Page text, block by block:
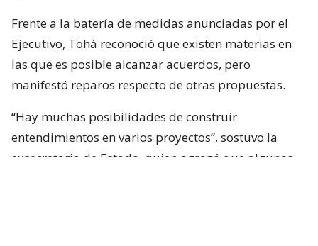
Frente a la batería de medidas anunciadas por el
Ejecutivo, Tohá reconoció que existen materias en
las que es posible alcanzar acuerdos, pero
manifestó reparos respecto de otras propuestas.
“Hay muchas posibilidades de construir
entendimientos en varios proyectos”, sostuvo la
exsecretaria de Estado, quien agregó que algunas